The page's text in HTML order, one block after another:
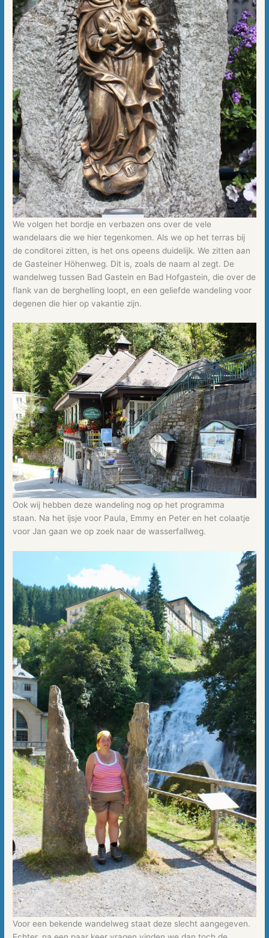
We volgen het bordje en verbazen ons over de vele
wandelaars die we hier tegenkomen. Als we op het terras bij
de conditorei zitten, is het ons opeens duidelijk. We zitten aan
de Gasteiner Höhenweg. Dit is, zoals de naam al zegt. De
wandelweg tussen Bad Gastein en Bad Hofgastein, die over de
flank van de berghelling loopt, en een geliefde wandeling voor
degenen die hier op vakantie zijn.
Ook wij hebben deze wandeling nog op het programma
staan. Na het ijsje voor Paula, Emmy en Peter en het colaatje
voor Jan gaan we op zoek naar de wasserfallweg.
Voor een bekende wandelweg staat deze slecht aangegeven.